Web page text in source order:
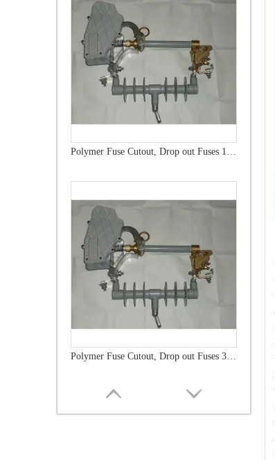
Polymer Fuse Cutout, Drop out Fuses 15 Kv 200A
Polymer Fuse Cutout, Drop out Fuses 36 Kv 300A